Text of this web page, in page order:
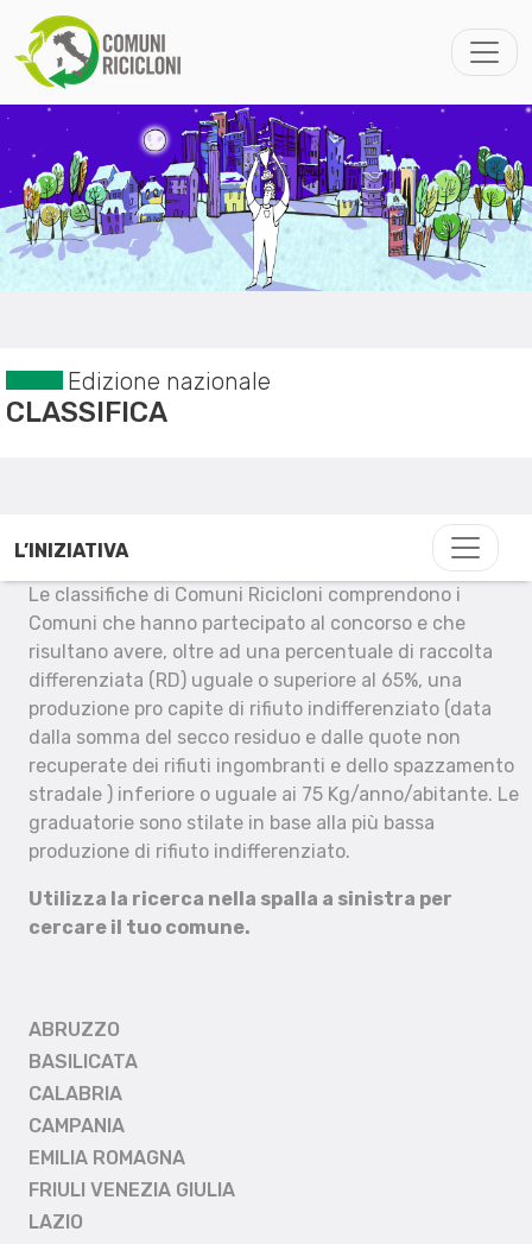
Edizione nazionale
CLASSIFICA
L’INIZIATIVA
Le classifiche di Comuni Ricicloni comprendono i
Comuni che hanno partecipato al concorso e che
risultano avere, oltre ad una percentuale di raccolta
differenziata (RD) uguale o superiore al 65%, una
produzione pro capite di rifiuto indifferenziato (data
dalla somma del secco residuo e dalle quote non
recuperate dei rifiuti ingombranti e dello spazzamento
stradale ) inferiore o uguale ai 75 Kg/anno/abitante. Le
graduatorie sono stilate in base alla più bassa
produzione di rifiuto indifferenziato.
Utilizza la ricerca nella spalla a sinistra per
cercare il tuo comune.
ABRUZZO
BASILICATA
CALABRIA
CAMPANIA
EMILIA ROMAGNA
FRIULI VENEZIA GIULIA
LAZIO